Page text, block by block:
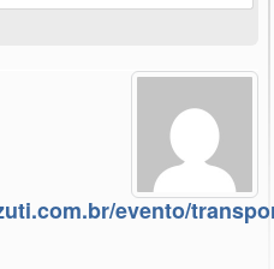
evento/